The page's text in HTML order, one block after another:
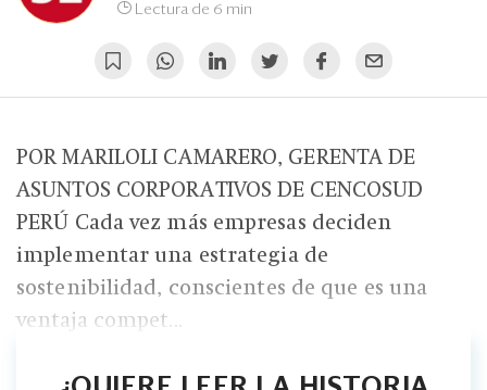
Lectura de 6 min
POR MARILOLI CAMARERO, GERENTA DE
ASUNTOS CORPORATIVOS DE CENCOSUD
PERÚ Cada vez más empresas deciden
implementar una estrategia de
sostenibilidad, conscientes de que es una
ventaja compet...